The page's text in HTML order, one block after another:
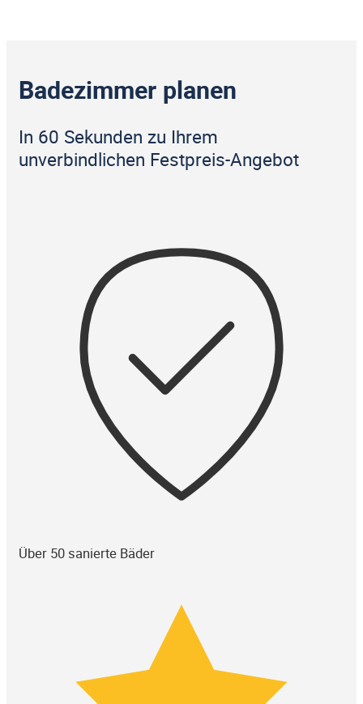
Badezimmer planen
In 60 Sekunden zu Ihrem
unverbindlichen Festpreis-Angebot
Über 50 sanierte Bäder